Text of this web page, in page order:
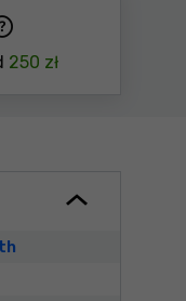
250 zł